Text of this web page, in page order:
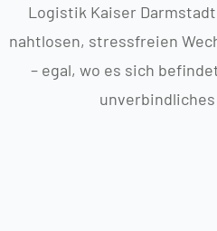
Logistik Kaiser
nahtlosen, stressfreien
– egal, wo es sich